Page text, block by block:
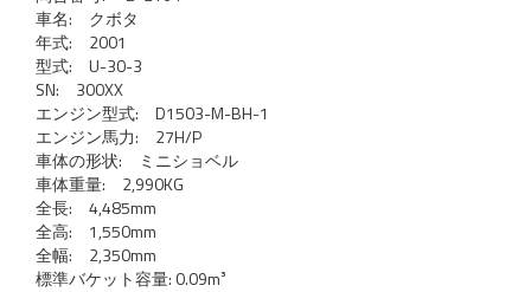
車名: クボタ
年式: 2001
型式: U-30-3
SN: 300XX
エンジン型式: D1503-M-BH-1
エンジン馬力: 27H/P
車体の形状: ミニショベル
車体重量: 2,990KG
全長: 4,485mm
全高: 1,550mm
全幅: 2,350mm
標準バケット容量: 0.09m³